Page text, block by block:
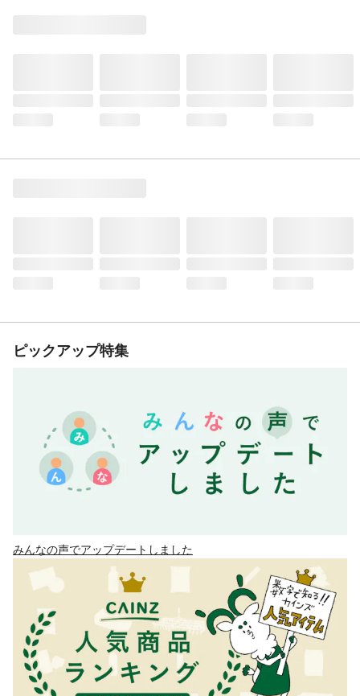
ピックアップ特集
みんなの声でアップデートしました